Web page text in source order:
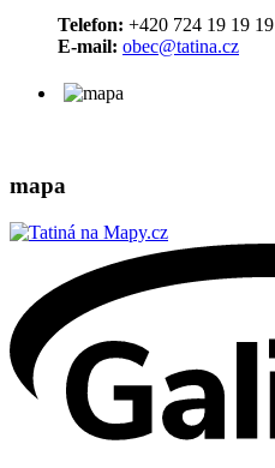
Telefon: +420 724 19 19 19
E-mail: obec@tatina.cz
mapa